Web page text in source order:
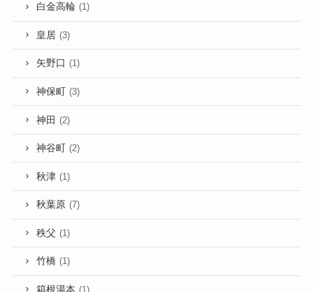
白金高輪 (1)
皇居 (3)
矢野口 (1)
神保町 (3)
神田 (2)
神谷町 (2)
秋津 (1)
秋葉原 (7)
秩父 (1)
竹橋 (1)
箱根湯本 (1)